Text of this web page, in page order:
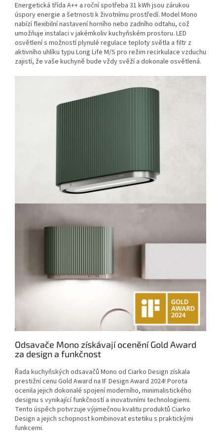
Energetická třída A++ a roční spotřeba 31 kWh jsou zárukou
úspory energie a šetrnosti k životnímu prostředí. Model Mono
nabízí flexibilní nastavení horního nebo zadního odtahu, což
umožňuje instalaci v jakémkoliv kuchyňském prostoru. LED
osvětlení s možností plynulé regulace teploty světla a filtr z
aktivního uhlíku typu Long Life M/S pro režim recirkulace vzduchu
zajistí, že vaše kuchyně bude vždy svěží a dokonale osvětlená.
Odsavače Mono získávají ocenění Gold Award
za design a funkčnost
Řada kuchyňských odsavačů Mono od Ciarko Design získala
prestižní cenu Gold Award na IF Design Award 2024! Porota
ocenila jejich dokonalé spojení moderního, minimalistického
designu s vynikající funkčností a inovativními technologiemi.
Tento úspěch potvrzuje výjimečnou kvalitu produktů Ciarko
Design a jejich schopnost kombinovat estetiku s praktickými
funkcemi.